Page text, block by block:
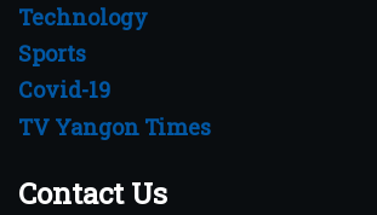
Technology
Sports
Covid-19
TV Yangon Times
Contact Us